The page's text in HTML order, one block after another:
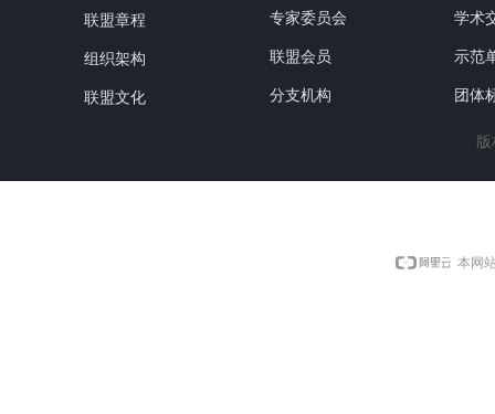
联盟章程
组织架构
联盟文化
专家委员会
联盟会员
分支机构
学术
示范
团体
本网